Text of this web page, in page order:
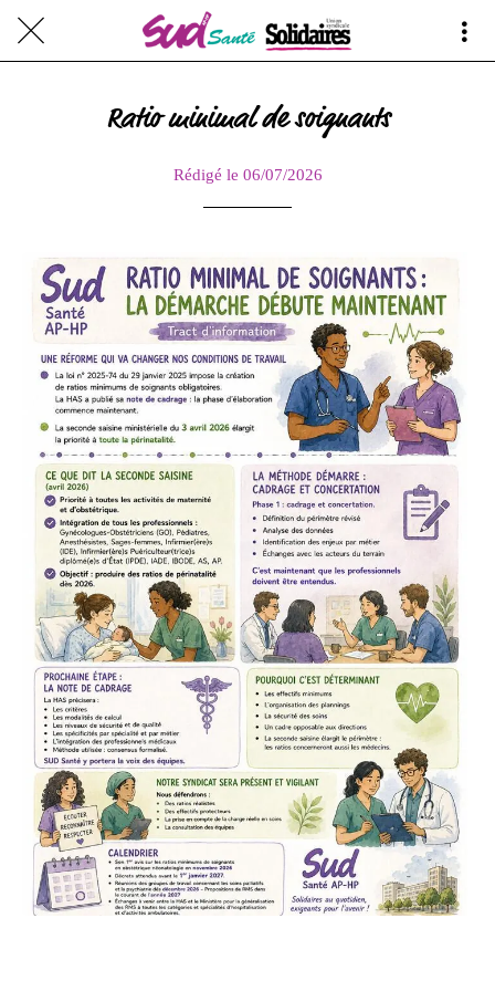
Ratio minimal de soignants
Rédigé le 06/07/2026